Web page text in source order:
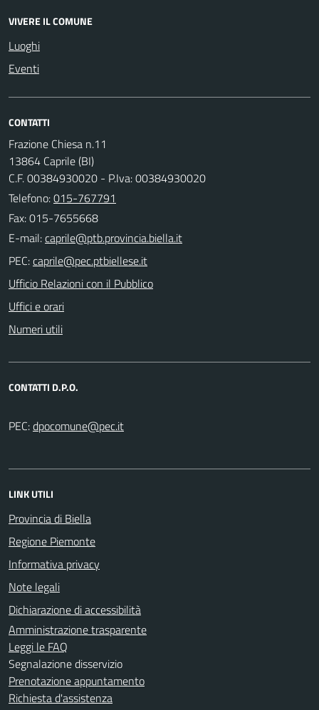
VIVERE IL COMUNE
Luoghi
Eventi
CONTATTI
Frazione Chiesa n.11
13864 Caprile (BI)
C.F. 00384930020 - P.Iva: 00384930020
Telefono:015-767791
Fax: 015-7655668
E-mail:
PEC:
Ufficio Relazioni con il Pubblico
Uffici e orari
Numeri utili
CONTATTI D.P.O.
PEC:
LINK UTILI
Provincia di Biella
Regione Piemonte
Informativa privacy
Note legali
Dichiarazione di accessibilità
Amministrazione trasparente
Leggi le FAQ
Segnalazione disservizio
Prenotazione appuntamento
Richiesta d'assistenza